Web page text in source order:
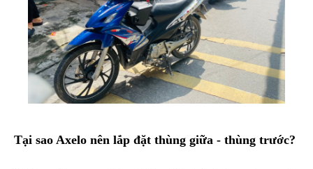
GĂNG
TAY
MOTO
DƯỠNG
ĐEO
Tại sao Axelo nên lắp đặt thùng giữa - thùng trước?